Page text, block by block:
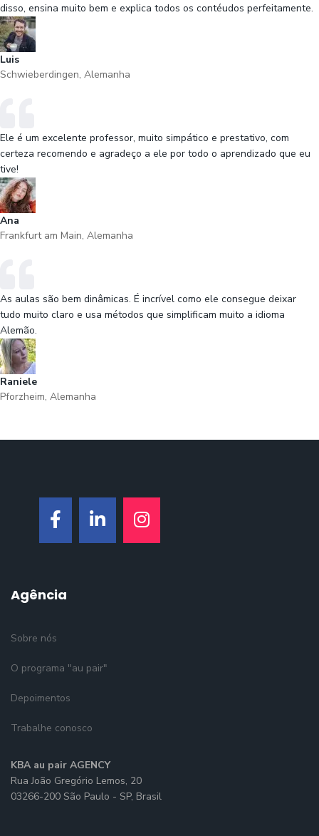
disso, ensina muito bem e explica todos os contéudos perfeitamente.
Luis
Schwieberdingen, Alemanha
Ele é um excelente professor, muito simpático e prestativo, com
certeza recomendo e agradeço a ele por todo o aprendizado que eu
tive!
Ana
Frankfurt am Main, Alemanha
As aulas são bem dinâmicas. É incrível como ele consegue deixar
tudo muito claro e usa métodos que simplificam muito a idioma
Alemão.
Raniele
Pforzheim, Alemanha
Agência
Sobre nós
O programa "au pair"
Depoimentos
Trabalhe conosco
KBA au pair AGENCY
Rua João Gregório Lemos, 20
03266-200 São Paulo - SP, Brasil